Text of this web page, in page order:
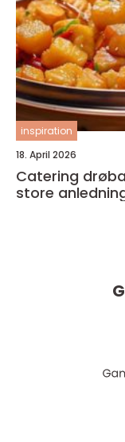
inspiration
18. April 2026
Catering drøbak god mat som løfter
store